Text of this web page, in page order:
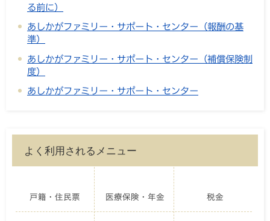
る前に）
あしかがファミリー・サポート・センター（報酬の基
準）
あしかがファミリー・サポート・センター（補償保険制
度）
あしかがファミリー・サポート・センター
よく利用されるメニュー
戸籍・住民票 医療保険・年金 税金